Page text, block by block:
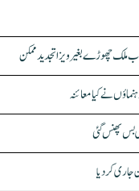
نے کیا معائنہ
بس پھنس گئی